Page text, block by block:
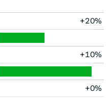
+20%
+10%
+0%